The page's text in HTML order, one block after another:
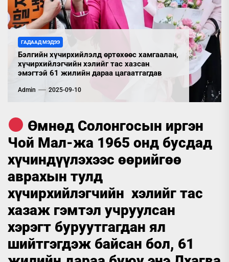
ГАДААД МЭДЭЭ
Бэлгийн хүчирхийлэлд өртөхөөс хамгаалан,
хүчирхийлэгчийн хэлийг тас хазсан
эмэгтэй 61 жилийн дараа цагаатгагдав
Admin 2025-09-10
Өмнөд Солонгосын иргэн
Чой Мал-жа 1965 онд бусдад
хүчиндүүлэхээс өөрийгөө
аврахын тулд
хүчирхийлэгчийн хэлийг тас
хазаж гэмтэл учруулсан
хэрэгт буруутгагдан ял
шийтгэгдэж байсан бол, 61